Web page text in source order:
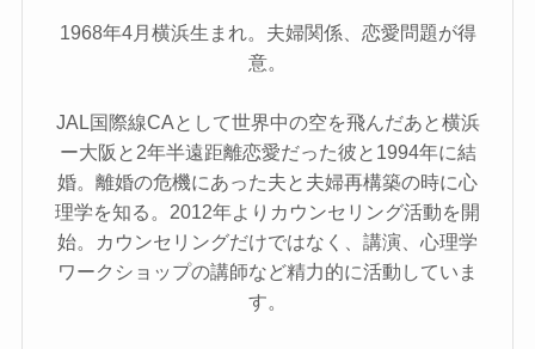
1968年4月横浜生まれ。夫婦関係、恋愛問題が得
意。
JAL国際線CAとして世界中の空を飛んだあと横浜
ー大阪と2年半遠距離恋愛だった彼と1994年に結
婚。離婚の危機にあった夫と夫婦再構築の時に心
理学を知る。2012年よりカウンセリング活動を開
始。カウンセリングだけではなく、講演、心理学
ワークショップの講師など精力的に活動していま
す。